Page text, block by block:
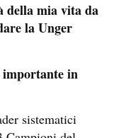
della mia vita da
la Unger
in
sistematici